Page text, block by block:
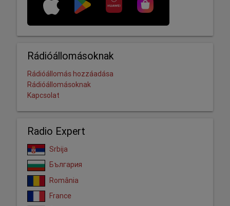
Rádióállomásoknak
Rádióállomás hozzáadása
Rádióállomásoknak
Kapcsolat
Radio Expert
Srbija
България
România
France